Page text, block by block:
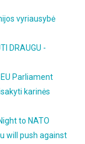
vyriausybė
DRAUGU -
Parliament
karinės
to NATO
will push against